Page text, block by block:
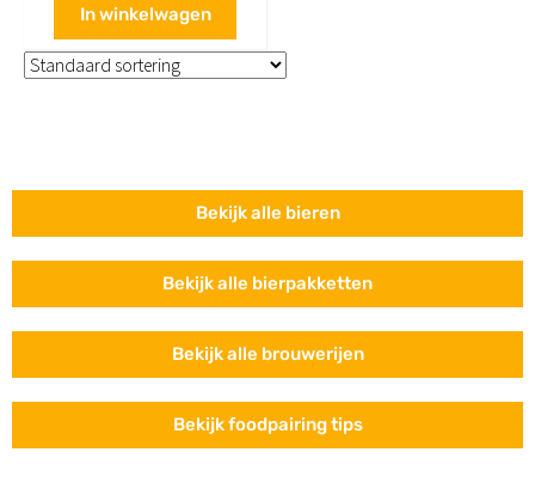
In winkelwagen
Bekijk alle bieren
Bekijk alle bierpakketten
Bekijk alle brouwerijen
Bekijk foodpairing tips